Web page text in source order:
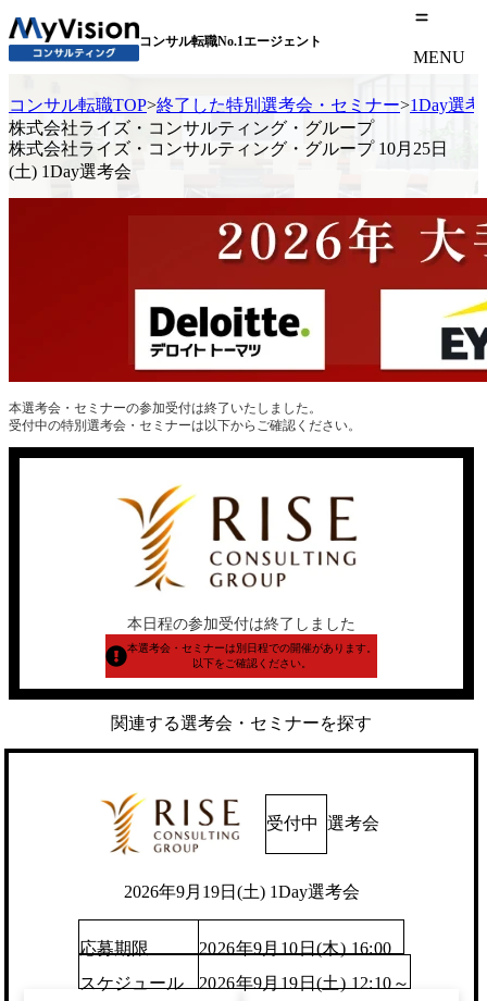
コンサル転職No.1エージェント
MENU
コンサル転職TOP>終了した特別選考会・セミナー>1Day選考
株式会社ライズ・コンサルティング・グループ
株式会社ライズ・コンサルティング・グループ 10月25日
(土) 1Day選考会
本選考会・セミナーの参加受付は終了いたしました。
受付中の特別選考会・セミナーは以下からご確認ください。
本日程の参加受付は終了しました
本選考会・セミナーは別日程での開催があります。
以下をご確認ください。
関連する選考会・セミナーを探す
受付中 選考会
2026年9月19日(土) 1Day選考会
応募期限
2026年9月10日(木) 16:00
スケジュール
2026年9月19日(土) 12:10～